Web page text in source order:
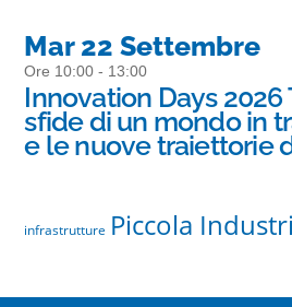
Mar 22 Settembre
Ore 10:00 - 13:00
Innovation Days 2026
sfide di un mondo in
e le nuove traiettorie
infrastrutture Piccola